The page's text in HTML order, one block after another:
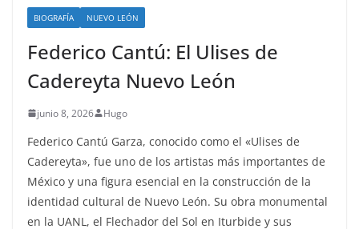
BIOGRAFÍA NUEVO LEÓN
Federico Cantú: El Ulises de
Cadereyta Nuevo León
junio 8, 2026 Hugo
Federico Cantú Garza, conocido como el «Ulises de
Cadereyta», fue uno de los artistas más importantes de
México y una figura esencial en la construcción de la
identidad cultural de Nuevo León. Su obra monumental
en la UANL, el Flechador del Sol en Iturbide y sus